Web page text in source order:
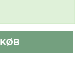
KØB